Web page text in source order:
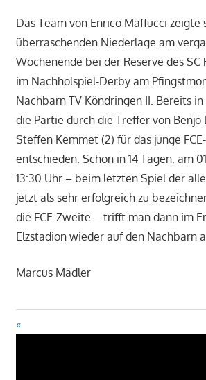
Das Team von Enrico Maffucci zeigte
überraschenden Niederlage am
Wochenende bei der Reserve des
im Nachholspiel-Derby am
Nachbarn TV Köndringen II. Bereits
die Partie durch die Treffer von Benjo
Steffen Kemmet (2) für das junge
entschieden. Schon in 14 Tagen, am
13:30 Uhr – beim letzten Spiel der
jetzt als sehr erfolgreich zu
die FCE-Zweite – trifft man dann im
Elzstadion wieder auf den Nachbarn
Marcus Mädler
Beitragsnavigation